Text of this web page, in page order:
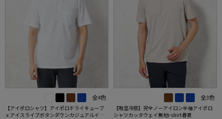
全4色
【アイポロシャツ】アイポロドライキューブ
ｘアイスライブボタンダウンカジュアルイン
全3色
【吸湿冷感】完全ノーアイロン半袖アイポロ
シャツカッタウェイ無地i-shirt春夏